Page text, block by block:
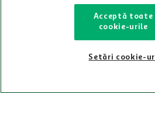
Acceptă toate
cookie-urile
Setări cookie-